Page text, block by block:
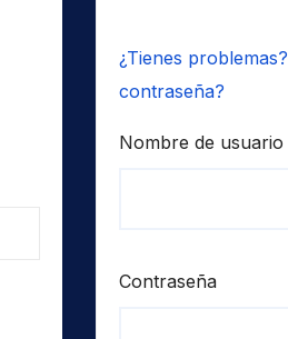
¿Tienes problemas?
contraseña?
Nombre de usuario
Contraseña